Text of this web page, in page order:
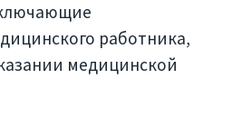
работника,
медицинской